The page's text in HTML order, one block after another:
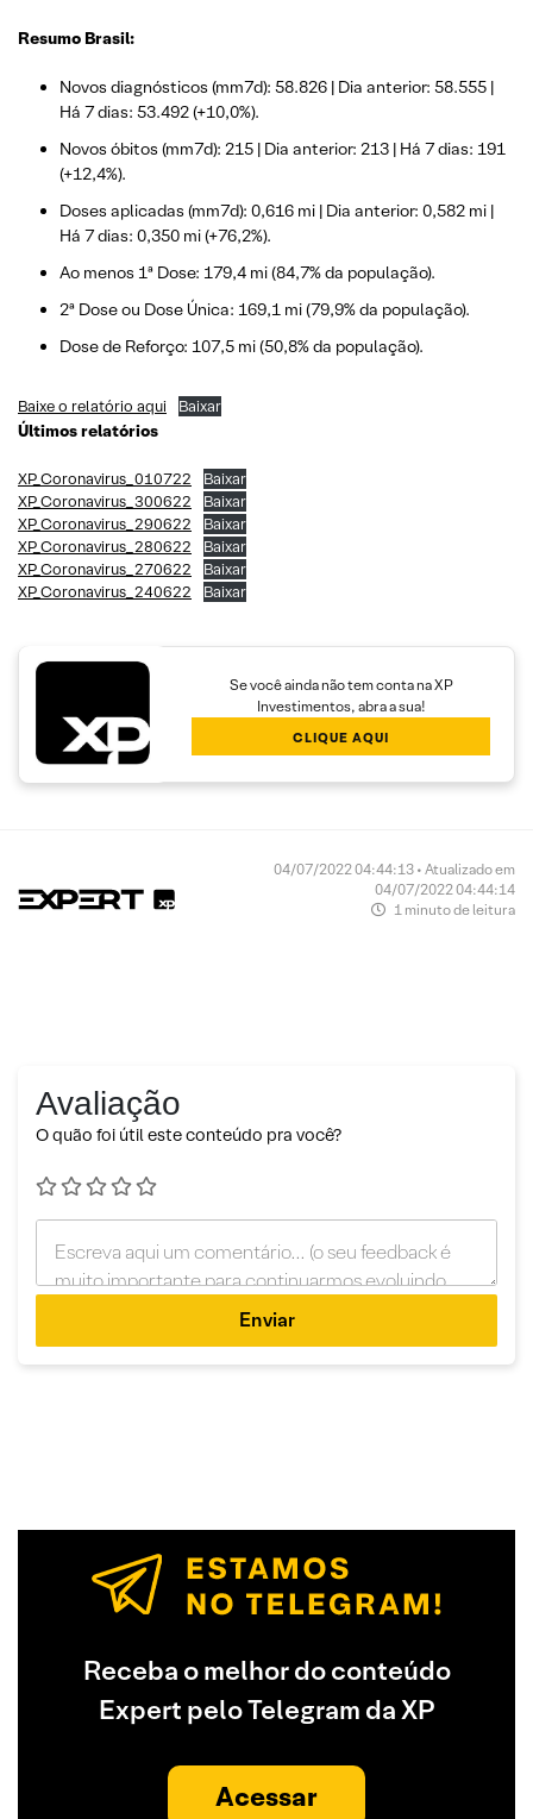
Resumo Brasil:
Novos diagnósticos (mm7d): 58.826 | Dia anterior: 58.555 |
Há 7 dias: 53.492 (+10,0%).
Novos óbitos (mm7d): 215 | Dia anterior: 213 | Há 7 dias: 191
(+12,4%).
Doses aplicadas (mm7d): 0,616 mi | Dia anterior: 0,582 mi |
Há 7 dias: 0,350 mi (+76,2%).
Ao menos 1ª Dose: 179,4 mi (84,7% da população).
2ª Dose ou Dose Única: 169,1 mi (79,9% da população).
Dose de Reforço: 107,5 mi (50,8% da população).
Baixe o relatório aqui Baixar
Últimos relatórios
XP_Coronavirus_010722
Baixar
XP_Coronavirus_300622
Baixar
XP_Coronavirus_290622
Baixar
XP_Coronavirus_280622
Baixar
XP_Coronavirus_270622
Baixar
XP_Coronavirus_240622
Baixar
Se você ainda não tem conta na XP
Investimentos, abra a sua!
CLIQUE AQUI
04/07/2022 04:44:13 • Atualizado em
04/07/2022 04:44:14
1 minuto de leitura
Avaliação
O quão foi útil este conteúdo pra você?
Enviar
Receba o melhor do conteúdo
Expert pelo Telegram da XP
Acessar